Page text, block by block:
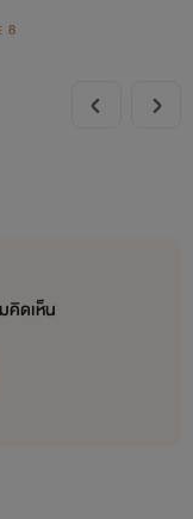
8
คิดเห็น